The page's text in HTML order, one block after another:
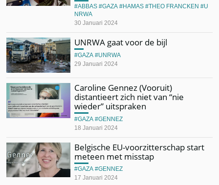
30 Januari 2024
ABBAS GAZA HAMAS THEO FRANCKEN
U
NRWA
UNRWA gaat voor de bijl
29 Januari 2024
GAZA UNRWA
Caroline Gennez (Vooruit)
distantieert zich niet van “nie
wieder” uitspraken
18 Januari 2024
GAZA GENNEZ
Belgische EU-voorzitterschap start
meteen met misstap
17 Januari 2024
GAZA GENNEZ